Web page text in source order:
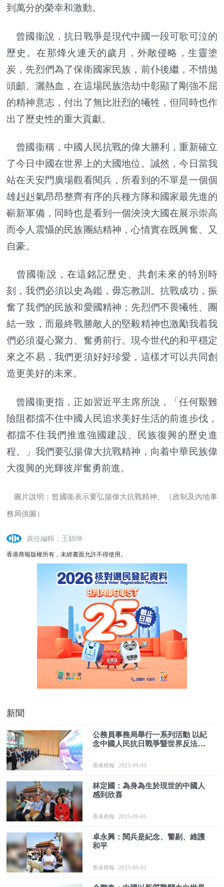
到萬分的榮幸和激動。
曾國衞說，抗日戰爭是現代中國一段可歌可泣的
歷史。在那烽火連天的歲月，外敵侵略，生靈塗
炭，先烈們為了保衛國家民族，前仆後繼，不惜拋
頭顱、灑熱血，在這場民族浩劫中彰顯了剛強不屈
的精神意志，付出了無比壯烈的犧牲，但同時也作
出了歷史性的重大貢獻。
曾國衞稱，中國人民抗戰的偉大勝利，重新確立
了今日中國在世界上的大國地位。誠然，今日當我
站在天安門廣場觀看閱兵，所看到的不單是一個個
雄赳赳氣昂昂整齊有序的兵種方隊和國家最先進的
嶄新軍備，同時也是看到一個泱泱大國在展示崇高
而令人震懾的民族團結精神，心情實在既興奮、又
自豪。
曾國衞說，在這銘記歷史、共創未來的特別時
刻，我們必須以史為鑑，毋忘教訓。抗戰成功，振
奮了我們的民族和愛國精神；先烈們不畏犧牲、團
結一致，而最終戰勝敵人的堅毅精神也激勵我着我
們必須凝心聚力、奮勇前行。現今世代的和平穩定
來之不易，我們更須好好珍愛，這樣才可以共同創
造更美好的未來。
曾國衞更指，正如習近平主席所說，「任何艱難
險阻都擋不住中國人民追求美好生活的前進步伐，
都擋不住我們推進強國建設、民族復興的歷史進
程。」我們要弘揚偉大抗戰精神，向着中華民族偉
大復興的光輝彼岸奮勇前進。
圖片說明：曾國衞表示要弘揚偉大抗戰精神。（政制及內地事
務局供圖）
責任編輯：王錦坤
香港商報版權所有，未經書面允許不得使用。
新聞
公務員事務局舉行一系列活動 以紀
念中國人民抗日戰爭暨世界反法西
香港商報 2025-09-03
林定國：為身為生於現世的中國人
感到欣喜
香港商報 2025-09-03
卓永興：閱兵是紀念、警剔、維護
和平
香港商報 2025-09-03